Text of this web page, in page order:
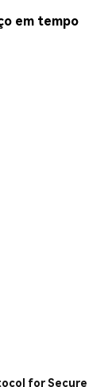
em tempo
for Secure